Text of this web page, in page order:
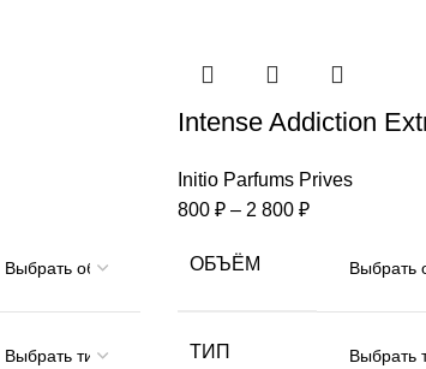
Intense Addiction
Initio Parfums Prives
800 ₽– 2 800 ₽
ОБЪЁМ
ТИП